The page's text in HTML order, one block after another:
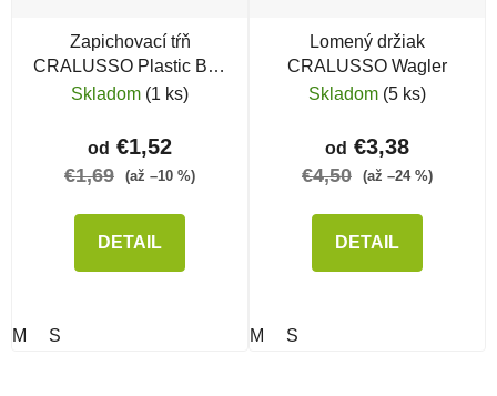
Zapichovací tŕň
CRALUSSO Plastic Bait
Spike
Skladom (1 ks)
od €1,52
€1,69 (až –10 %)
DETAIL
M S
Lomený držiak
CRALUSSO Wagler
Skladom (5 ks)
od €3,38
€4,50 (až –24 %)
DETAIL
M S